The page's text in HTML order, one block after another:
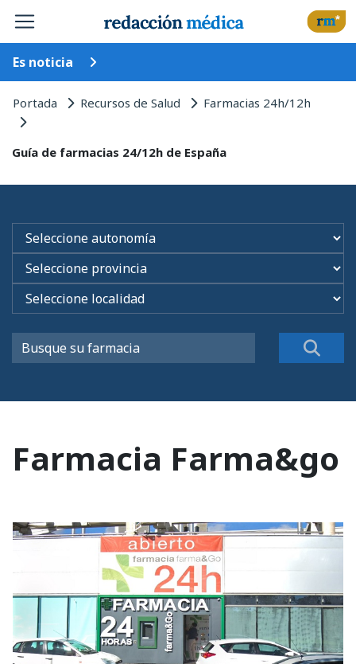
Es noticia
Portada Recursos de Salud Farmacias 24h/12h
Guía de farmacias 24/12h de España
Farmacia Farma&go